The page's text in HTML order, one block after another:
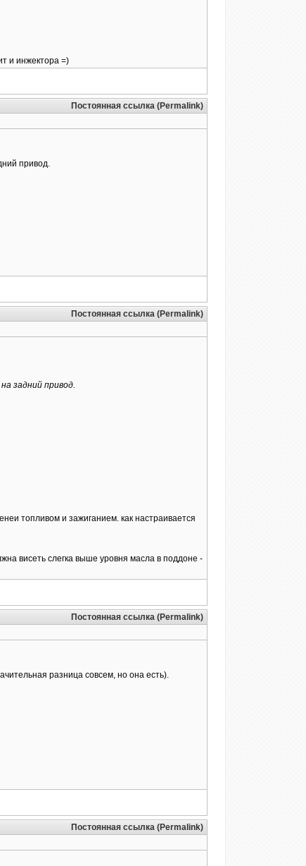
и инжектора =)
Постоянная ссылка (Permalink)
привод.
Постоянная ссылка (Permalink)
задний привод.
топливом и зажиганием. как настраивается
висеть слегка выше уровня масла в поддоне -
Постоянная ссылка (Permalink)
разница совсем, но она есть).
Постоянная ссылка (Permalink)